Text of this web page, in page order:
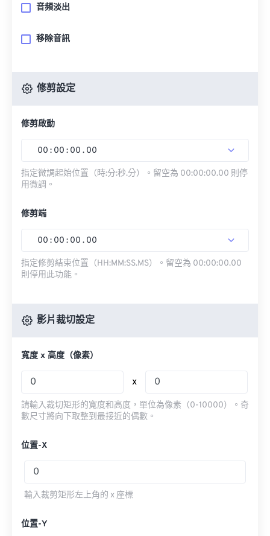
音頻淡出
移除音訊
修剪設定
修剪啟動
00 : 00 : 00 . 00
指定微調起始位置（時:分:秒.分）。留空為 00:00:00.00 則停
用微調。
修剪端
00 : 00 : 00 . 00
指定修剪結束位置（HH:MM:SS.MS）。留空為 00:00:00.00
則停用此功能。
影片裁切設定
寬度 x 高度（像素）
x
請輸入裁切矩形的寬度和高度，單位為像素（0-10000）。奇
數尺寸將向下取整到最接近的偶數。
位置-X
輸入裁剪矩形左上角的 x 座標
位置-Y